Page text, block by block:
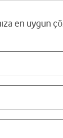
en